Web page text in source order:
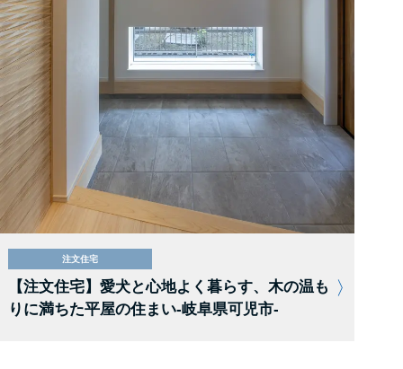
注文住宅
【注文住宅】愛犬と心地よく暮らす、木の温も
りに満ちた平屋の住まい-岐阜県可児市-